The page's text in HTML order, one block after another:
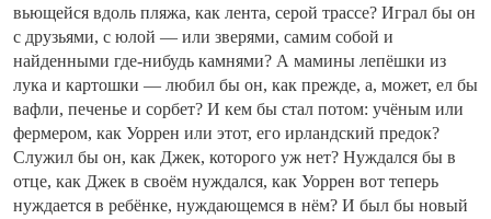
вьющейся вдоль пляжа, как лента, серой трассе? Играл бы он
с друзьями, с юлой — или зверями, самим собой и
найденными где-нибудь камнями? А мамины лепёшки из
лука и картошки — любил бы он, как прежде, а, может, ел бы
вафли, печенье и сорбет? И кем бы стал потом: учёным или
фермером, как Уоррен или этот, его ирландский предок?
Служил бы он, как Джек, которого уж нет? Нуждался бы в
отце, как Джек в своём нуждался, как Уоррен вот теперь
нуждается в ребёнке, нуждающемся в нём? И был бы новый